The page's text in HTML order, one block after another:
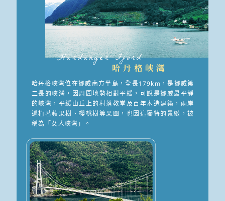
哈丹格峽灣
Hardanger Fjord
哈丹格峽灣位在挪威南方半島，全長179km，是挪威第
二長的峽灣，因周圍地勢相對平緩，可說是挪威最平靜
的峽灣，平緩山丘上的村落教堂及百年木造建築，兩岸
遍植著蘋果樹、櫻桃樹等果園，也因這獨特的景緻，被
稱為「女人峽灣」。